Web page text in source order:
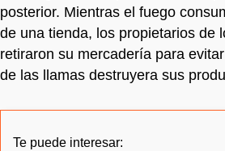
posterior. Mientras el fuego
de una tienda, los propietarios de
retiraron su mercadería para
de las llamas destruyera sus
Te puede interesar: